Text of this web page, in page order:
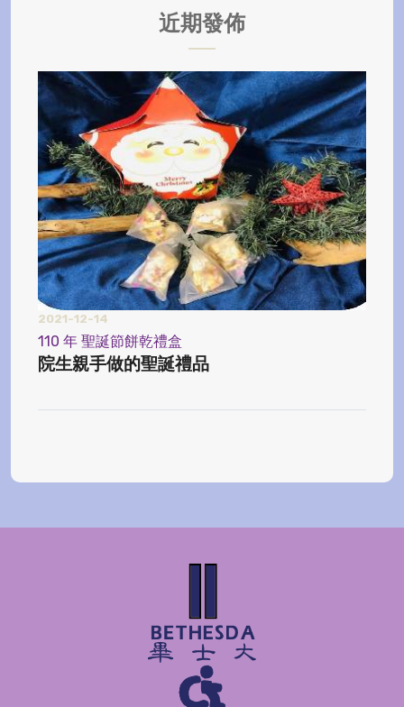
近期發佈
2021-12-14
110 年 聖誕節餅乾禮盒
院生親手做的聖誕禮品